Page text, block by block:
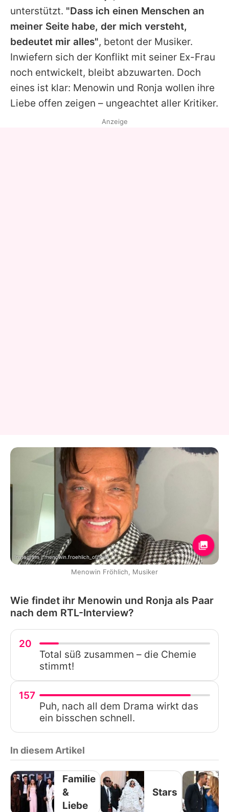
unterstützt. "Dass ich einen Menschen an
meiner Seite habe, der mich versteht,
bedeutet mir alles", betont der Musiker.
Inwiefern sich der Konflikt mit seiner Ex-Frau
noch entwickelt, bleibt abzuwarten. Doch
eines ist klar: Menowin und Ronja wollen ihre
Liebe offen zeigen – ungeachtet aller Kritiker.
Anzeige
Instagram / menowin.froehlich_official
Menowin Fröhlich, Musiker
Wie findet ihr Menowin und Ronja als Paar
nach dem RTL-Interview?
20
Total süß zusammen – die Chemie
stimmt!
157
Puh, nach all dem Drama wirkt das
ein bisschen schnell.
In diesem Artikel
Familie
&
Liebe
Stars